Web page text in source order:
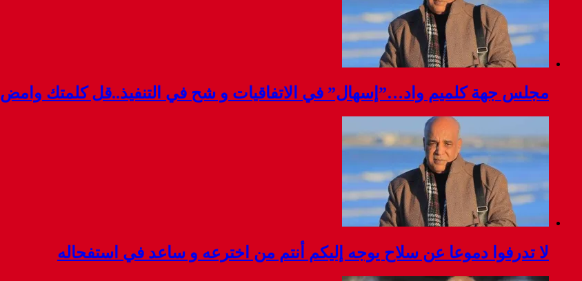
مجلس جهة كلميم واد…”إسهال” في الاتفاقيات و شح في التنفيذ..قل كلمتك وامض
لا تدرفوا دموعا عن سلاح يوجه إليكم أنتم من اخترعه و ساعد في استفحاله